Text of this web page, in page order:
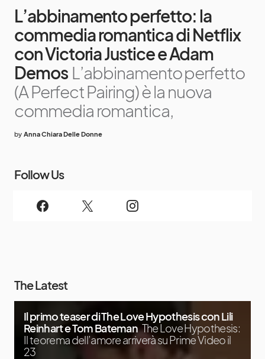
L’abbinamento perfetto: la
commedia romantica di Netflix
con Victoria Justice e Adam
Demos L’abbinamento perfetto
(A Perfect Pairing) è la nuova
commedia romantica,
by Anna Chiara Delle Donne
Follow Us
The Latest
Il primo teaser di The Love Hypothesis con Lili
Reinhart e Tom Bateman The Love Hypothesis:
Il teorema dell’amore arriverà su Prime Video il
23